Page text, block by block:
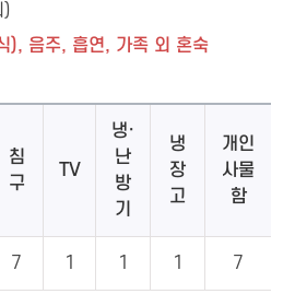
)
), 음주, 흡연, 가족 외 혼숙
침
구
TV
냉·
난
방
기
냉
장
고
개인
사물
함
7 1 1 1 7